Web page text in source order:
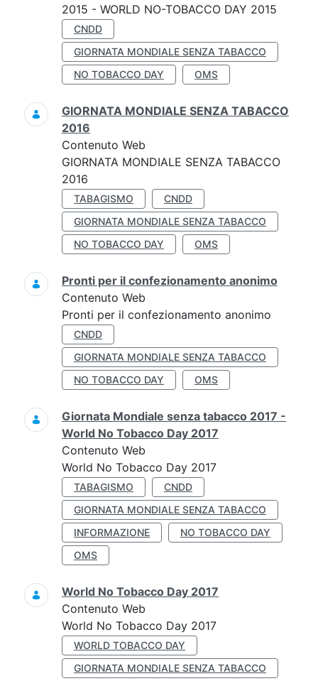
2015 - WORLD NO-TOBACCO DAY 2015
CNDD
GIORNATA MONDIALE SENZA TABACCO
NO TOBACCO DAY
OMS
GIORNATA MONDIALE SENZA TABACCO
2016
Contenuto Web
GIORNATA MONDIALE SENZA TABACCO
2016
TABAGISMO
CNDD
GIORNATA MONDIALE SENZA TABACCO
NO TOBACCO DAY
OMS
Pronti per il confezionamento anonimo
Contenuto Web
Pronti per il confezionamento anonimo
CNDD
GIORNATA MONDIALE SENZA TABACCO
NO TOBACCO DAY
OMS
Giornata Mondiale senza tabacco 2017 -
World No Tobacco Day 2017
Contenuto Web
World No Tobacco Day 2017
TABAGISMO
CNDD
GIORNATA MONDIALE SENZA TABACCO
INFORMAZIONE
NO TOBACCO DAY
OMS
World No Tobacco Day 2017
Contenuto Web
World No Tobacco Day 2017
WORLD TOBACCO DAY
GIORNATA MONDIALE SENZA TABACCO